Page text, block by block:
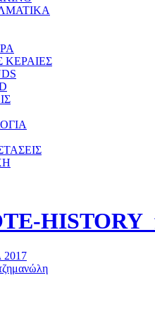
ΚΕΡΑΙΕΣ
2017